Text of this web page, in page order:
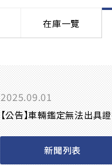
在庫一覽
2025.09.01
【公告】車輛鑑定無法出具
新聞列表